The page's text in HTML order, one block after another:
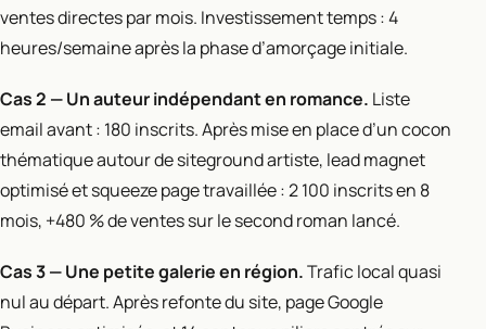
ventes directes par mois. Investissement temps : 4
heures/semaine après la phase d’amorçage initiale.
Cas 2 — Un auteur indépendant en romance. Liste
email avant : 180 inscrits. Après mise en place d’un cocon
thématique autour de siteground artiste, lead magnet
optimisé et squeeze page travaillée : 2 100 inscrits en 8
mois, +480 % de ventes sur le second roman lancé.
Cas 3 — Une petite galerie en région.Trafic local quasi
nul au départ. Après refonte du site, page Google